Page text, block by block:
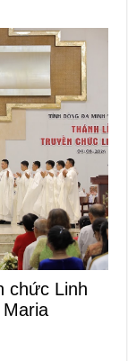
chức Linh